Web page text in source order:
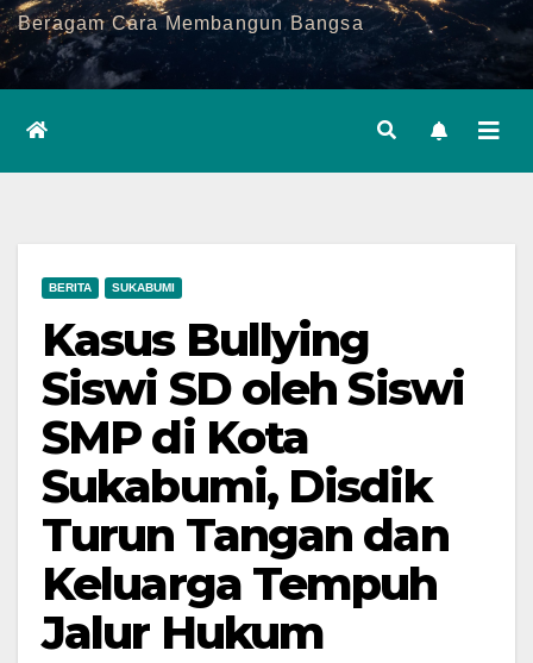
Beragam Cara Membangun Bangsa
BERITA SUKABUMI
Kasus Bullying
Siswi SD oleh Siswi
SMP di Kota
Sukabumi, Disdik
Turun Tangan dan
Keluarga Tempuh
Jalur Hukum